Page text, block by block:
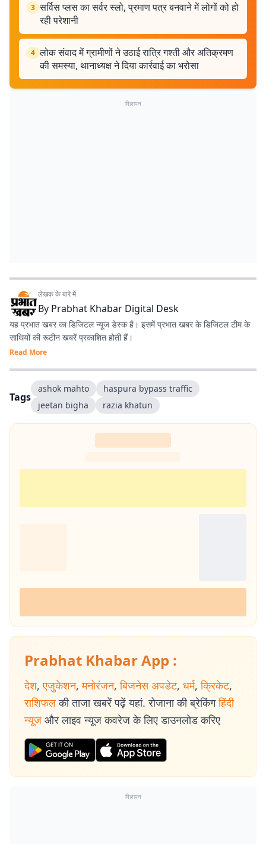
3 सर्विस प्लस का सर्वर स्लो, प्रमाण पत्र बनवाने में लोगों को हो
रही परेशानी
4 लोक संवाद में ग्रामीणों ने उठाई रात्रि गश्ती और अतिक्रमण
की समस्या, थानाध्यक्ष ने दिया कार्रवाई का भरोसा
विज्ञापन
लेखक के बारे में
By Prabhat Khabar Digital Desk
यह प्रभात खबर का डिजिटल न्यूज डेस्क है। इसमें प्रभात खबर के डिजिटल टीम के
साथियों की रूटीन खबरें प्रकाशित होती हैं।
Read More
Tags
ashok mahto
haspura bypass traffic
jeetan bigha
razia khatun
Prabhat Khabar App :
देश, एजुकेशन, मनोरंजन, बिजनेस अपडेट, धर्म, क्रिकेट,
राशिफल की ताजा खबरें पढ़ें यहां. रोजाना की ब्रेकिंग हिंदी
न्यूज और लाइव न्यूज कवरेज के लिए डाउनलोड करिए
विज्ञापन